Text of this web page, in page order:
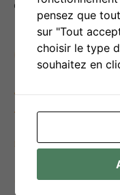
des […]
poux :
enfants
pensez que
sur "Tout
choisir le type
souhaitez en